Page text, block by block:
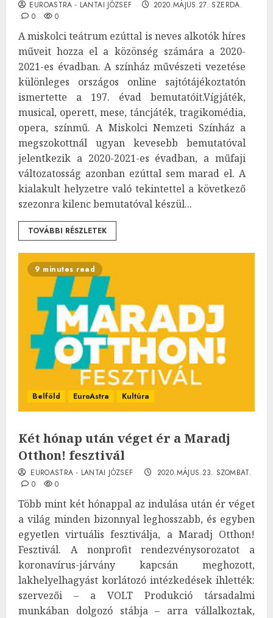
EUROASTRA - LANTAI JÓZSEF
2020.MÁJUS.27. SZERDA.
0
0
A miskolci teátrum ezúttal is neves alkotók híres
műveit hozza el a közönség számára a 2020-
2021-es évadban. A színház művészeti vezetése
különleges országos online sajtótájékoztatón
ismertette a 197. évad bemutatóit.Vígjáték,
musical, operett, mese, táncjáték, tragikomédia,
opera, színmű. A Miskolci Nemzeti Színház a
megszokottnál ugyan kevesebb bemutatóval
jelentkezik a 2020-2021-es évadban, a műfaji
változatosság azonban ezúttal sem marad el. A
kialakult helyzetre való tekintettel a következő
szezonra kilenc bemutatóval készül...
TOVÁBBI RÉSZLETEK
9 minutes read
Belföld EuroAstra Kultúra
Két hónap után véget ér a Maradj
Otthon! fesztivál
EUROASTRA - LANTAI JÓZSEF
2020.MÁJUS.23. SZOMBAT.
0
0
Több mint két hónappal az indulása után ér véget
a világ minden bizonnyal leghosszabb, és egyben
egyetlen virtuális fesztiválja, a Maradj Otthon!
Fesztivál. A nonprofit rendezvénysorozatot a
koronavírus-járvány kapcsán meghozott,
lakhelyelhagyást korlátozó intézkedések ihlették:
szervezői – a VOLT Produkció társadalmi
munkában dolgozó stábja – arra vállalkoztak,